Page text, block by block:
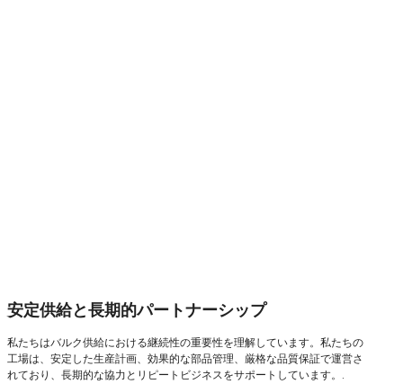
安定供給と長期的パートナーシップ
私たちはバルク供給における継続性の重要性を理解しています。私たちの
工場は、安定した生産計画、効果的な部品管理、厳格な品質保証で運営さ
れており、長期的な協力とリピートビジネスをサポートしています。.